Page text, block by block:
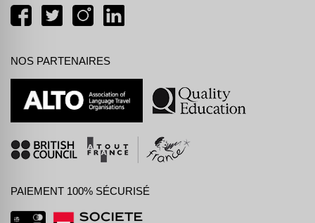
NOS PARTENAIRES
PAIEMENT 100% SÉCURISÉ